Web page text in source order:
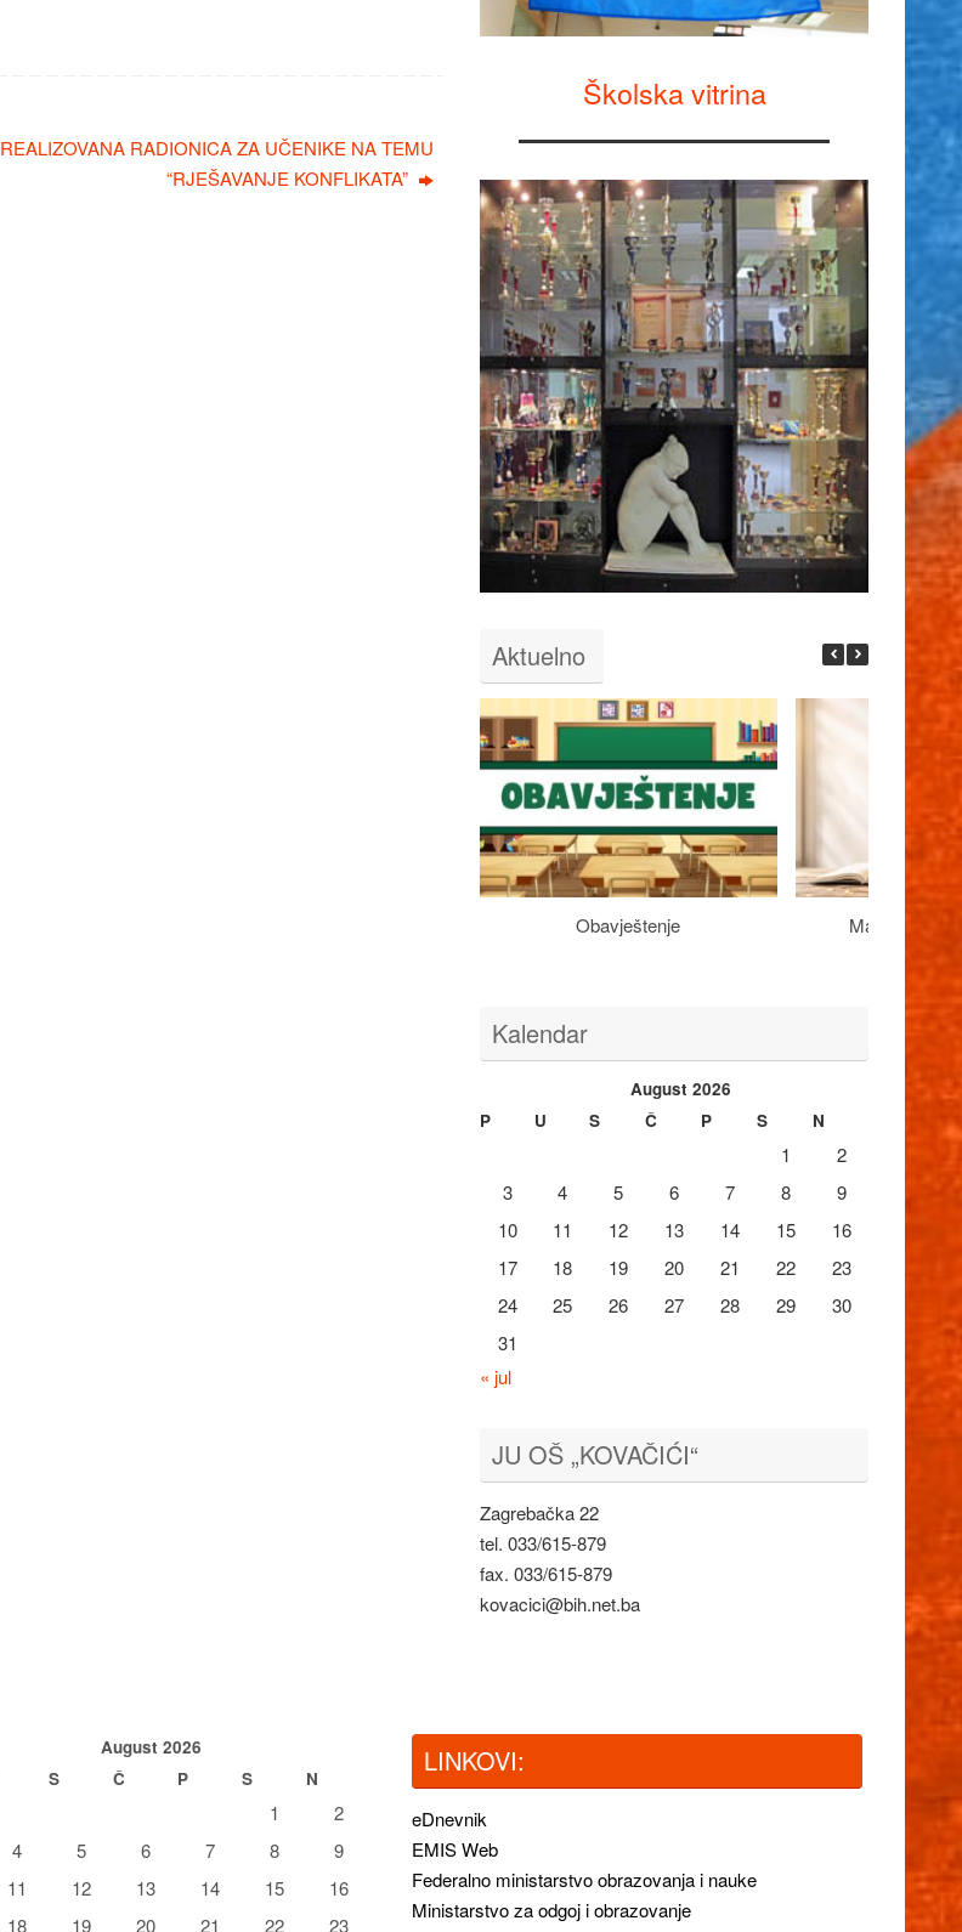
REALIZOVANA RADIONICA ZA UČENIKE NA TEMU
“RJEŠAVANJE KONFLIKATA”
Školska vitrina
Aktuelno
Obavještenje Maturantima
Kalendar
August 2026
P
U S Č P S N
1
2
3
4 5 6 7 8
9
10
11 12 13 14 15
16
17
18 19 20 21 22
23
24
25 26 27 28 29
30
31
« jul
JU OŠ „KOVAČIĆI“
Zagrebačka 22
tel. 033/615-879
fax. 033/615-879
kovacici@bih.net.ba
August 2026
S Č P S N
1
2
4 5 6 7 8
9
11 12 13 14 15
16
18 19 20 21 22 23
LINKOVI:
eDnevnik
EMIS Web
Federalno ministarstvo obrazovanja i nauke
Ministarstvo za odgoj i obrazovanje